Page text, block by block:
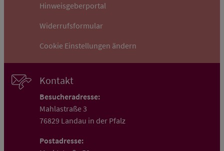
Hinweisgeberportal
Widerrufsformular
Cookie Einstellungen ändern
Kontakt
Besucheradresse:
Mahlastraße 3
76829 Landau in der Pfalz
Postadresse: